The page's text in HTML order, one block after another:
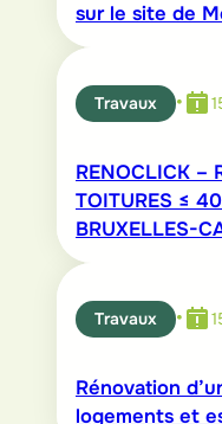
sur le site de
Travaux •
RENOCLICK –
TOITURES ≤
BRUXELLES-
Travaux •
Rénovation
logements et